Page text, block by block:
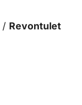
/ Revontulet